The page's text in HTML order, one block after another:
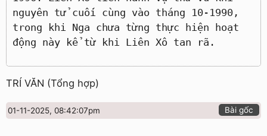
nguyên tử cuối cùng vào tháng 10-1990,
trong khi Nga chưa từng thực hiện hoạt
động này kể từ khi Liên Xô tan rã.
TRÍ VĂN (Tổng hợp)
01-11-2025, 08:42:07pm Bài gốc